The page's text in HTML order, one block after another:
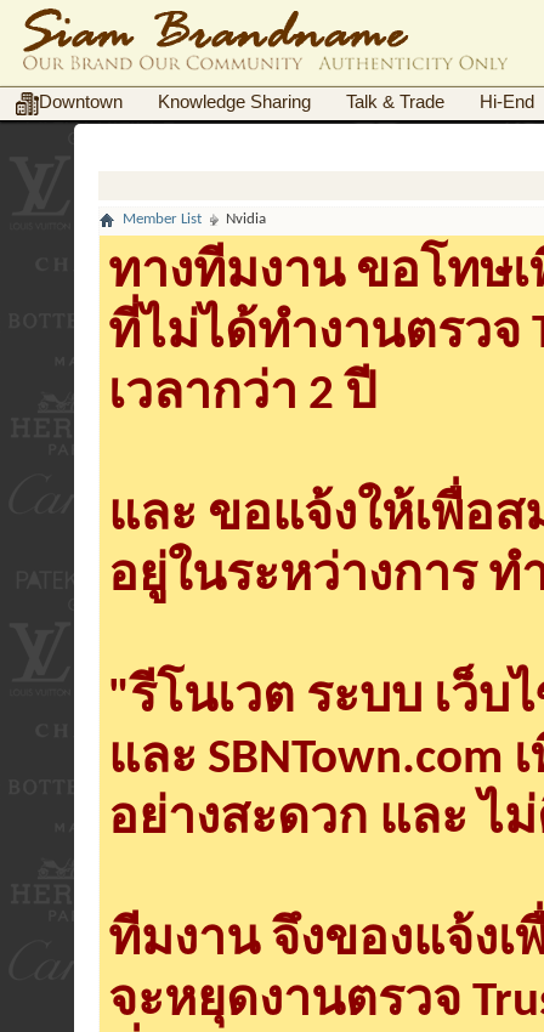
Downtown Knowledge Sharing Talk & Trade Hi-End
Member List Nvidia
ทางทีมงาน ขอโทษ
ที่ไม่ได้ทำงานตรวจ
เวลากว่า 2 ปี
และ ขอแจ้งให้เพื่อ
อยู่ในระหว่างการ ท
"รีโนเวต ระบบ เว็บ
และ
อย่างสะดวก และ ไ
ทีมงาน จึงของแจ้ง
จะหยุดงานตรวจ